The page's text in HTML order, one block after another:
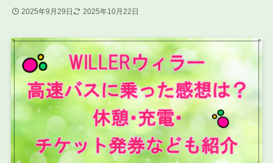
2025年9月29日 2025年10月22日